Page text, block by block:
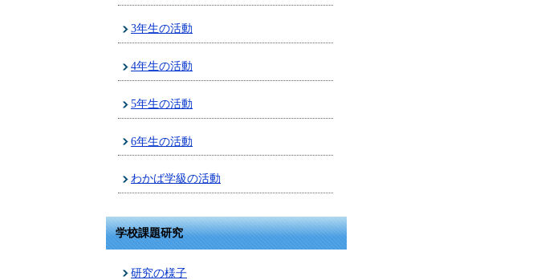
3年生の活動
4年生の活動
5年生の活動
6年生の活動
わかば学級の活動
学校課題研究
研究の様子